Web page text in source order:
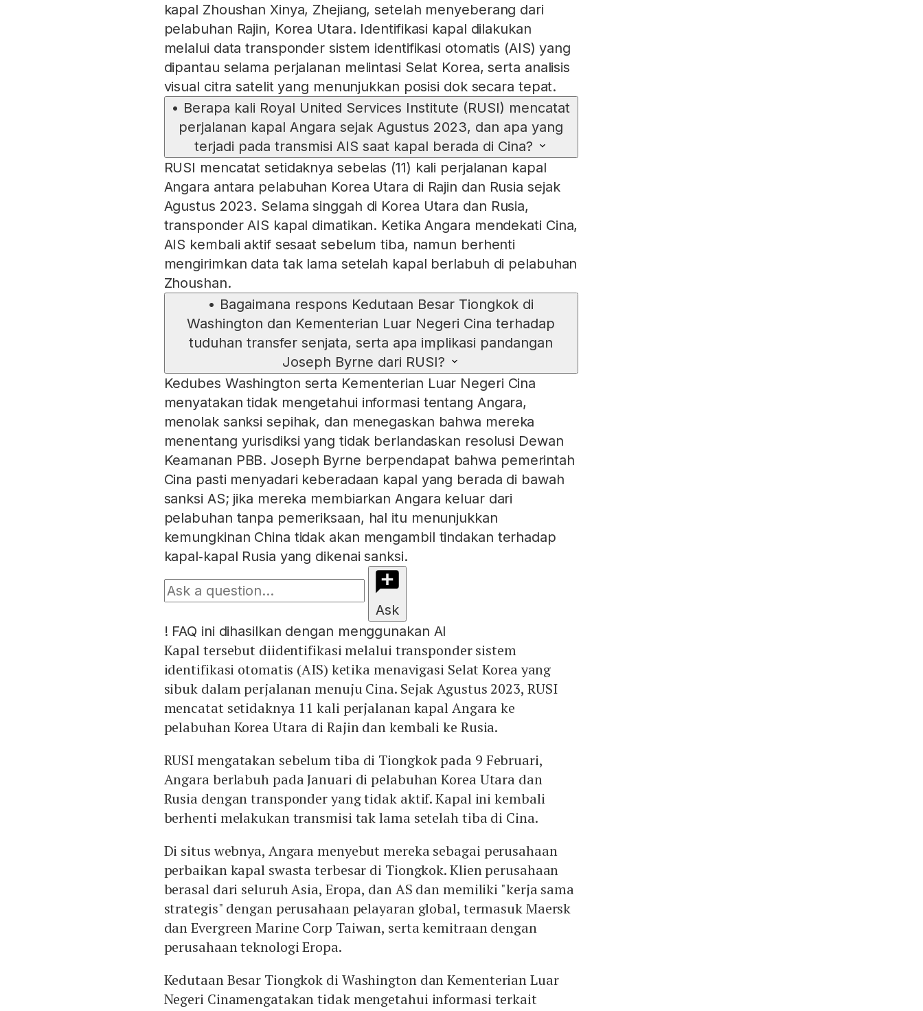
kapal Zhoushan Xinya, Zhejiang, setelah menyeberang dari
pelabuhan Rajin, Korea Utara. Identifikasi kapal dilakukan
melalui data transponder sistem identifikasi otomatis (AIS) yang
dipantau selama perjalanan melintasi Selat Korea, serta analisis
visual citra satelit yang menunjukkan posisi dok secara tepat.
• Berapa kali Royal United Services Institute (RUSI) mencatat
perjalanan kapal Angara sejak Agustus 2023, dan apa yang
terjadi pada transmisi AIS saat kapal berada di Cina?
RUSI mencatat setidaknya sebelas (11) kali perjalanan kapal
Angara antara pelabuhan Korea Utara di Rajin dan Rusia sejak
Agustus 2023. Selama singgah di Korea Utara dan Rusia,
transponder AIS kapal dimatikan. Ketika Angara mendekati Cina,
AIS kembali aktif sesaat sebelum tiba, namun berhenti
mengirimkan data tak lama setelah kapal berlabuh di pelabuhan
Zhoushan.
• Bagaimana respons Kedutaan Besar Tiongkok di
Washington dan Kementerian Luar Negeri Cina terhadap
tuduhan transfer senjata, serta apa implikasi pandangan
Joseph Byrne dari RUSI?
Kedubes Washington serta Kementerian Luar Negeri Cina
menyatakan tidak mengetahui informasi tentang Angara,
menolak sanksi sepihak, dan menegaskan bahwa mereka
menentang yurisdiksi yang tidak berlandaskan resolusi Dewan
Keamanan PBB. Joseph Byrne berpendapat bahwa pemerintah
Cina pasti menyadari keberadaan kapal yang berada di bawah
sanksi AS; jika mereka membiarkan Angara keluar dari
pelabuhan tanpa pemeriksaan, hal itu menunjukkan
kemungkinan China tidak akan mengambil tindakan terhadap
kapal‑kapal Rusia yang dikenai sanksi.
Ask
! FAQ ini dihasilkan dengan menggunakan AI
Kapal tersebut diidentifikasi melalui transponder sistem
identifikasi otomatis (AIS) ketika menavigasi Selat Korea yang
sibuk dalam perjalanan menuju Cina. Sejak Agustus 2023, RUSI
mencatat setidaknya 11 kali perjalanan kapal Angara ke
pelabuhan Korea Utara di Rajin dan kembali ke Rusia.
RUSI mengatakan sebelum tiba di Tiongkok pada 9 Februari,
Angara berlabuh pada Januari di pelabuhan Korea Utara dan
Rusia dengan transponder yang tidak aktif. Kapal ini kembali
berhenti melakukan transmisi tak lama setelah tiba di Cina.
Di situs webnya, Angara menyebut mereka sebagai perusahaan
perbaikan kapal swasta terbesar di Tiongkok. Klien perusahaan
berasal dari seluruh Asia, Eropa, dan AS dan memiliki "kerja sama
strategis" dengan perusahaan pelayaran global, termasuk Maersk
dan Evergreen Marine Corp Taiwan, serta kemitraan dengan
perusahaan teknologi Eropa.
Kedutaan Besar Tiongkok di Washington dan Kementerian Luar
Negeri Cinamengatakan tidak mengetahui informasi terkait